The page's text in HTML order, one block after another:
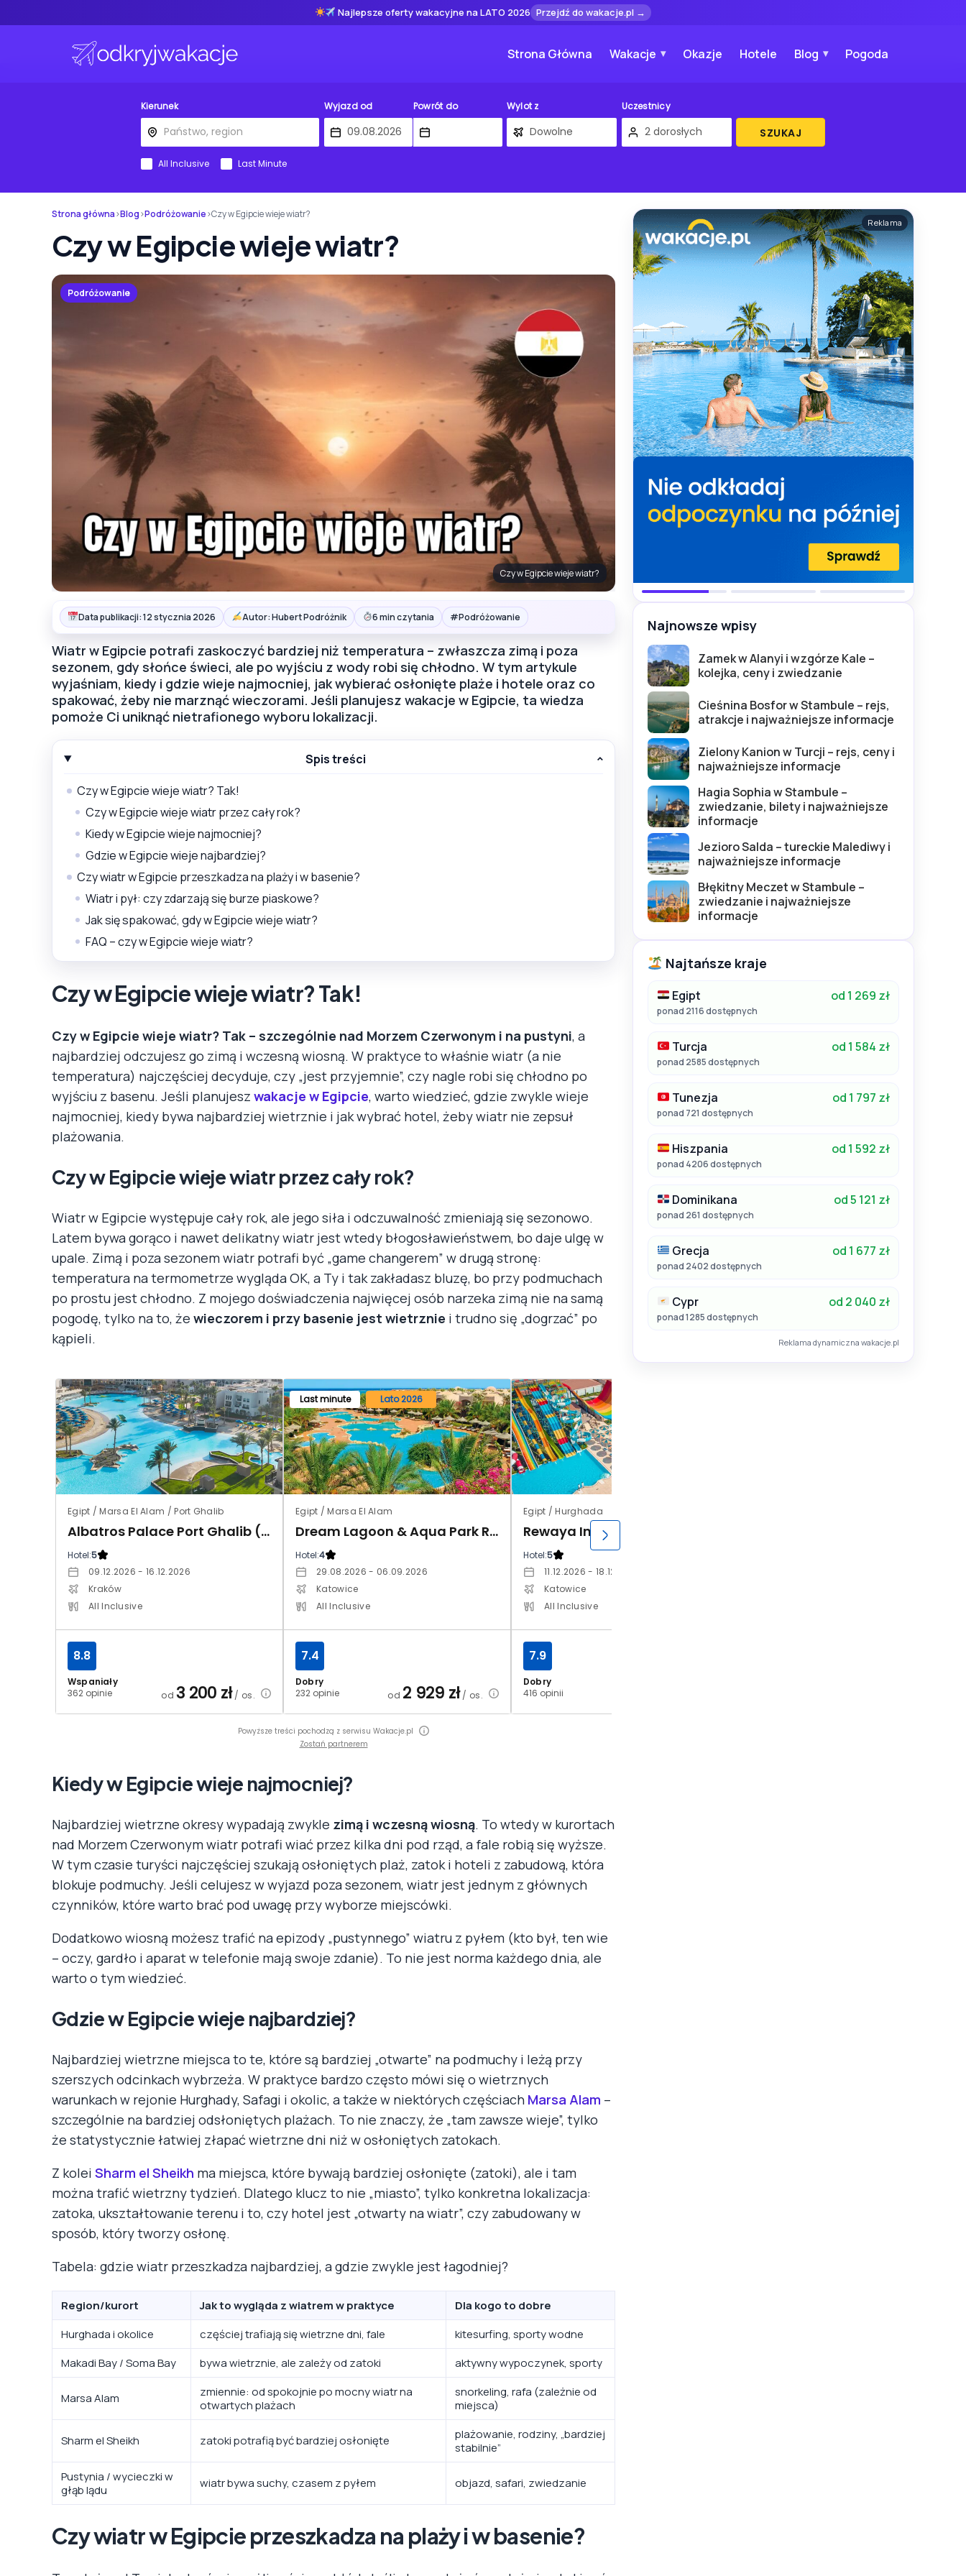
Najlepsze oferty wakacyjne na LATO 2026 Przejdź do wakacje.pl →
Strona Główna Wakacje Okazje Hotele Blog Pogoda
Kierunek Wyjazd od Powrót do Wylot z Uczestnicy
SZUKAJ
All Inclusive Last Minute
Strona główna›Blog›Podróżowanie›Czy w Egipcie wieje wiatr?
Czy w Egipcie wieje wiatr?
Podróżowanie
Czy w Egipcie wieje wiatr?
Data publikacji: 12 stycznia 2026 Autor: Hubert Podróżnik 6 min czytania #Podróżowanie
Wiatr w Egipcie potrafi zaskoczyć bardziej niż temperatura – zwłaszcza zimą i poza
sezonem, gdy słońce świeci, ale po wyjściu z wody robi się chłodno. W tym artykule
wyjaśniam, kiedy i gdzie wieje najmocniej, jak wybierać osłonięte plaże i hotele oraz co
spakować, żeby nie marznąć wieczorami. Jeśli planujesz wakacje w Egipcie, ta wiedza
pomoże Ci uniknąć nietrafionego wyboru lokalizacji.
Spis treści
Czy w Egipcie wieje wiatr? Tak!
Czy w Egipcie wieje wiatr przez cały rok?
Kiedy w Egipcie wieje najmocniej?
Gdzie w Egipcie wieje najbardziej?
Czy wiatr w Egipcie przeszkadza na plaży i w basenie?
Wiatr i pył: czy zdarzają się burze piaskowe?
Jak się spakować, gdy w Egipcie wieje wiatr?
FAQ – czy w Egipcie wieje wiatr?
Czy w Egipcie wieje wiatr? Tak!
Czy w Egipcie wieje wiatr? Tak – szczególnie nad Morzem Czerwonym i na pustyni, a
najbardziej odczujesz go zimą i wczesną wiosną. W praktyce to właśnie wiatr (a nie
temperatura) najczęściej decyduje, czy „jest przyjemnie”, czy nagle robi się chłodno po
wyjściu z basenu. Jeśli planujesz wakacje w Egipcie, warto wiedzieć, gdzie zwykle wieje
najmocniej, kiedy bywa najbardziej wietrznie i jak wybrać hotel, żeby wiatr nie zepsuł
plażowania.
Czy w Egipcie wieje wiatr przez cały rok?
Wiatr w Egipcie występuje cały rok, ale jego siła i odczuwalność zmieniają się sezonowo.
Latem bywa gorąco i nawet delikatny wiatr jest wtedy błogosławieństwem, bo daje ulgę w
upale. Zimą i poza sezonem wiatr potrafi być „game changerem” w drugą stronę:
temperatura na termometrze wygląda OK, a Ty i tak zakładasz bluzę, bo przy podmuchach
po prostu jest chłodno. Z mojego doświadczenia najwięcej osób narzeka zimą nie na samą
pogodę, tylko na to, że wieczorem i przy basenie jest wietrznie i trudno się „dogrzać” po
kąpieli.
Egipt / Marsa El Alam / Port Ghalib
Albatros Palace Port Ghalib (ex. Red Sea The Palace)
Hotel:5
09.12.2026 - 16.12.2026
Kraków
All Inclusive
Wspaniały
362 opinie
8.8
od 3 200 zł/ os.
Last minute Lato 2026
Egipt / Marsa El Alam
Dream Lagoon & Aqua Park Resort (ex. Floriana Dream Lagoon)
Hotel:4
29.08.2026 - 06.09.2026
Katowice
All Inclusive
Dobry
232 opinie
7.4
od 2 929 zł/ os.
Egipt / Hurghada
Hotel:5
11.12.2026 - 18.12.2026
Katowice
All Inclusive
Dobry
416 opinii
7.9
Powyższe treści pochodzą z serwisu Wakacje.pl
Zostań partnerem
Kiedy w Egipcie wieje najmocniej?
Najbardziej wietrzne okresy wypadają zwykle zimą i wczesną wiosną. To wtedy w kurortach
nad Morzem Czerwonym wiatr potrafi wiać przez kilka dni pod rząd, a fale robią się wyższe.
W tym czasie turyści najczęściej szukają osłoniętych plaż, zatok i hoteli z zabudową, która
blokuje podmuchy. Jeśli celujesz w wyjazd poza sezonem, wiatr jest jednym z głównych
czynników, które warto brać pod uwagę przy wyborze miejscówki.
Dodatkowo wiosną możesz trafić na epizody „pustynnego” wiatru z pyłem (kto był, ten wie
– oczy, gardło i aparat w telefonie mają swoje zdanie). To nie jest norma każdego dnia, ale
warto o tym wiedzieć.
Gdzie w Egipcie wieje najbardziej?
Najbardziej wietrzne miejsca to te, które są bardziej „otwarte” na podmuchy i leżą przy
szerszych odcinkach wybrzeża. W praktyce bardzo często mówi się o wietrznych
warunkach w rejonie Hurghady, Safagi i okolic, a także w niektórych częściach Marsa Alam –
szczególnie na bardziej odsłoniętych plażach. To nie znaczy, że „tam zawsze wieje”, tylko
że statystycznie łatwiej złapać wietrzne dni niż w osłoniętych zatokach.
Z kolei Sharm el Sheikh ma miejsca, które bywają bardziej osłonięte (zatoki), ale i tam
można trafić wietrzny tydzień. Dlatego klucz to nie „miasto”, tylko konkretna lokalizacja:
zatoka, ukształtowanie terenu i to, czy hotel jest „otwarty na wiatr”, czy zabudowany w
sposób, który tworzy osłonę.
Tabela: gdzie wiatr przeszkadza najbardziej, a gdzie zwykle jest łagodniej?
Region/kurort Jak to wygląda z wiatrem w praktyce
Dla kogo to dobre
Hurghada i okolice
częściej trafiają się wietrzne dni, fale
kitesurfing, sporty wodne
Makadi Bay / Soma Bay
bywa wietrznie, ale zależy od zatoki aktywny wypoczynek, sporty
Marsa Alam
zmiennie: od spokojnie po mocny wiatr na
otwartych plażach
snorkeling, rafa (zależnie od
miejsca)
Sharm el Sheikh zatoki potrafią być bardziej osłonięte
plażowanie, rodziny, „bardziej
stabilnie”
Pustynia / wycieczki w
głąb lądu
wiatr bywa suchy, czasem z pyłem objazd, safari, zwiedzanie
Czy wiatr w Egipcie przeszkadza na plaży i w basenie?
Reklama
Najnowsze wpisy
Zamek w Alanyi i wzgórze Kale –
kolejka, ceny i zwiedzanie
Cieśnina Bosfor w Stambule – rejs,
atrakcje i najważniejsze informacje
Zielony Kanion w Turcji – rejs, ceny i
najważniejsze informacje
Hagia Sophia w Stambule –
zwiedzanie, bilety i najważniejsze
informacje
Jezioro Salda – tureckie Malediwy i
najważniejsze informacje
Błękitny Meczet w Stambule –
zwiedzanie i najważniejsze
informacje
Najtańsze kraje
Egipt od 1 269 zł
ponad 2116 dostępnych
Turcja od 1 584 zł
ponad 2585 dostępnych
Tunezja od 1 797 zł
ponad 721 dostępnych
Hiszpania od 1 592 zł
ponad 4206 dostępnych
Dominikana od 5 121 zł
ponad 261 dostępnych
Grecja od 1 677 zł
ponad 2402 dostępnych
Cypr od 2 040 zł
ponad 1285 dostępnych
Reklama dynamiczna wakacje.pl